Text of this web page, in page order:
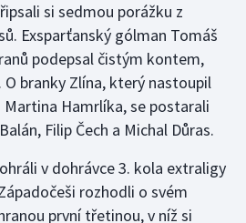
si sedmou porážku z
Exsparťanský gólman Tomáš
podepsal čistým kontem,
branky Zlína, který nastoupil
Martina Hamrlíka, se postarali
Filip Čech a Michal Důras.
v dohrávce 3. kola extraligy
rozhodli o svém
první třetinou, v níž si